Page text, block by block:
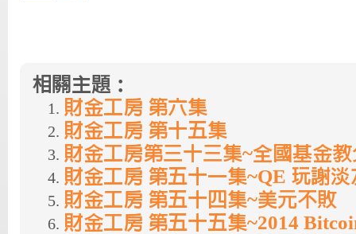
相關主題：
財金工房 第六集
財金工房 第十五集
財金工房第三十三集~全國基金
財金工房 第五十一集~QE 玩謝淡
財金工房 第五十四集~美元不敗
財金工房 第五十五集~2014